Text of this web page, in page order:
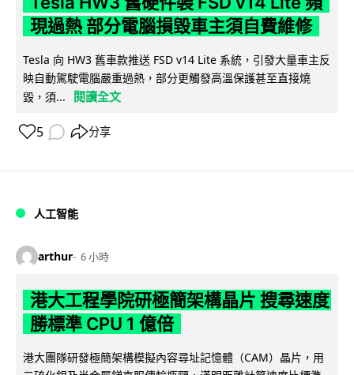
現過熱 部分電腦損毀車主須自費維修
Tesla 向 HW3 舊車款推送 FSD v14 Lite 系統，引發大量車主反
映自動駕駛電腦嚴重過熱，部分更觸發高溫保護甚至直接燒
毀，須...
閱讀全文
5 分享
人工智能
arthur 6 小時
港大工程學院研極簡架構晶片 搜尋速度
勝標準 CPU 1 億倍
港大團隊研發極簡架構模擬內容尋址記憶體（CAM）晶片，用